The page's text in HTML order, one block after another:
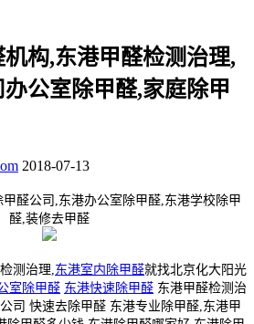
构,东港甲醛检测治理,
公室除甲醛,家庭除甲
2018-07-13
测治理, 东港室内除甲醛就找北京化大阳光
室除甲醛 东港快速除甲醛 东港甲醛检测治
司 快速去除甲醛 东港专业除甲醛,东港甲